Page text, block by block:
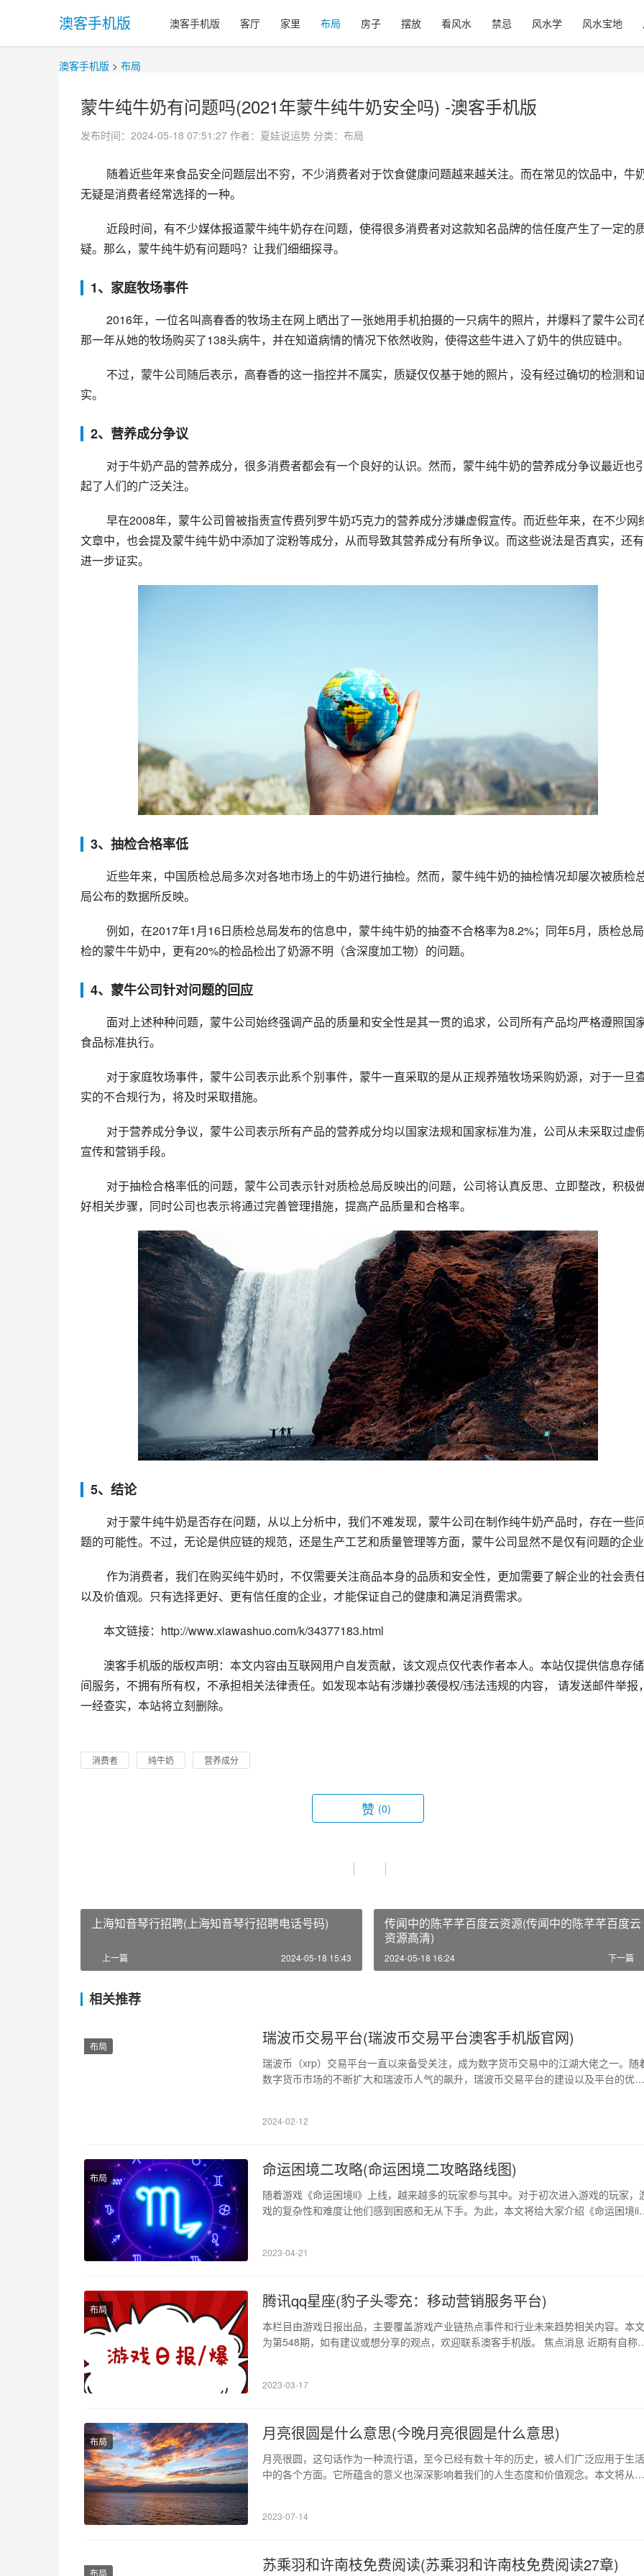
澳客手机版 澳客手机版 客厅 家里 布局 房子 摆放 看风水 禁忌 风水学 风水宝地
澳客手机版 > 布局
蒙牛纯牛奶有问题吗(2021年蒙牛纯牛奶安全吗) -澳客手机版
发布时间：2024-05-18 07:51:27 作者：夏娃说运势 分类： 布局
无疑是消费者经常选择的一种。
疑。那么，蒙牛纯牛奶有问题吗？让我们细细探寻。
1、家庭牧场事件
那一年从她的牧场购买了138头病牛，并在知道病情的情况下依然收购，使得这些牛进入了奶牛的供应链中。
实。
2、营养成分争议
起了人们的广泛关注。
文章中，也会提及蒙牛纯牛奶中添加了淀粉等成分，从而导致其营养成分有所争议。而这些说法是否真实，还
进一步证实。
3、抽检合格率低
局公布的数据所反映。
检的蒙牛牛奶中，更有20%的检品检出了奶源不明（含深度加工物）的问题。
4、蒙牛公司针对问题的回应
食品标准执行。
实的不合规行为，将及时采取措施。
宣传和营销手段。
好相关步骤，同时公司也表示将通过完善管理措施，提高产品质量和合格率。
5、结论
题的可能性。不过，无论是供应链的规范，还是生产工艺和质量管理等方面，蒙牛公司显然不是仅有问题的企
以及价值观。只有选择更好、更有信任度的企业，才能保证自己的健康和满足消费需求。
本文链接：http://www.xiawashuo.com/k/34377183.html
澳客手机版的版权声明：本文内容由互联网用户自发贡献，该文观点仅代表作者本人。本站仅提供信息存
间服务，不拥有所有权，不承担相关法律责任。如发现本站有涉嫌抄袭侵权/违法违规的内容， 请发送邮件举报
一经查实，本站将立刻删除。
消费者 纯牛奶 营养成分
赞 (0)
上海知音琴行招聘(上海知音琴行招聘电话号码)
上一篇 2024-05-18 15:43
传闻中的陈芊芊百度云资源(传闻中的陈芊芊百度云
资源高清)
下一篇
2024-05-18 16:24
相关推荐
布局 瑞波币交易平台(瑞波币交易平台澳客手机版官网)
瑞波币（xrp）交易平台一直以来备受关注，成为数字货币交易中的江湖大佬之一。随
数字货币市场的不断扩大和瑞波币人气的飙升，瑞波币交易平台的建设以及平台的优
1、瑞波币交易平台的背景和发展历程 瑞波币交易平台源…
2024-02-12
布局 命运困境二攻略(命运困境二攻略路线图)
随着游戏《命运困境ii》上线，越来越多的玩家参与其中。对于初次进入游戏的玩家，
戏的复杂性和难度让他们感到困惑和无从下手。为此，本文将给大家介绍《命运困境ii
程。因此，在组队时需要注意让不同类型的玩家互…
2023-04-21
布局 腾讯qq星座(豹子头零充：移动营销服务平台)
本栏目由游戏日报出品，主要覆盖游戏产业链热点事件和行业未来趋势相关内容。本文
为第548期，如有建议或想分享的观点，欢迎联系澳客手机版。 焦点消息 近期有自称
称“可以查查《诺亚之心》项目”。在行业大裁员的背…
2023-03-17
布局 月亮很圆是什么意思(今晚月亮很圆是什么意思)
月亮很圆，这句话作为一种流行语，至今已经有数十年的历史，被人们广泛应用于生活
中的各个方面。它所蕴含的意义也深深影响着我们的人生态度和价值观念。本文将从多
是人们日常生活中对月亮的描述。月亮很圆的顶点通常…
2023-07-14
布局 苏乘羽和许南枝免费阅读(苏乘羽和许南枝免费阅读27章)